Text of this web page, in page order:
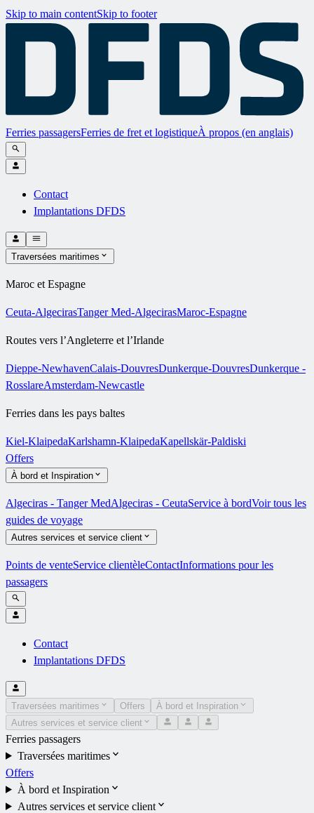
Skip to main contentSkip to footer
Ferries passagersFerries de fret et logistiqueÀ propos (en anglais)
Contact
Implantations DFDS
Traversées maritimes
Maroc et Espagne
Ceuta-AlgecirasTanger Med-AlgecirasMaroc-Espagne
Routes vers l’Angleterre et l’Irlande
Dieppe-NewhavenCalais-DouvresDunkerque-DouvresDunkerque -
RosslareAmsterdam-Newcastle
Ferries dans les pays baltes
Kiel-KlaipedaKarlshamn-KlaipedaKapellskär-Paldiski
Offers
À bord et Inspiration
Algeciras - Tanger MedAlgeciras - CeutaService à bordVoir tous les
guides de voyage
Autres services et service client
Points de venteService clientèleContactInformations pour les
passagers
Contact
Implantations DFDS
Traversées maritimes Offers
À bord et Inspiration
Autres services et service client
Ferries passagers
Traversées maritimes
Offers
À bord et Inspiration
Autres services et service client